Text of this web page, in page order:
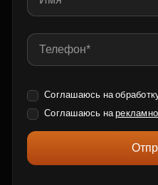
Соглашаюсь на
Соглашаюсь на